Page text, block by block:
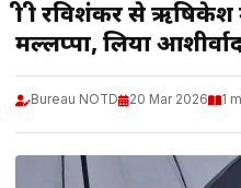
श्री श्री रविशंकर से
मल्लप्पा, लिया
Bureau NOTD 20 Mar 2026 1